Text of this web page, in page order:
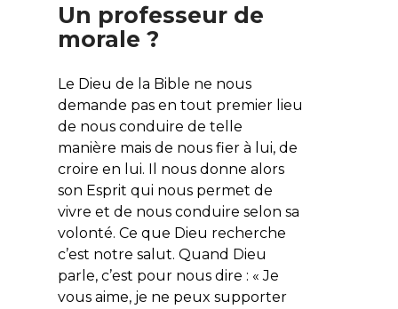
Un professeur de
morale ?
Le Dieu de la Bible ne nous
demande pas en tout premier lieu
de nous conduire de telle
manière mais de nous fier à lui, de
croire en lui. Il nous donne alors
son Esprit qui nous permet de
vivre et de nous conduire selon sa
volonté. Ce que Dieu recherche
c’est notre salut. Quand Dieu
parle, c’est pour nous dire : « Je
vous aime, je ne peux supporter